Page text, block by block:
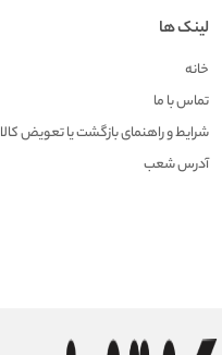
لینک ها
خانه
تماس با ما
شرایط و راهنمای بازگشت یا تعویض کالا
آدرس شعب